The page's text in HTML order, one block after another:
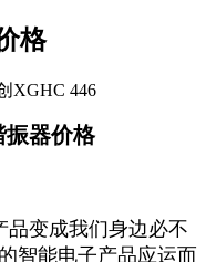
格
XGHC 446
振器价格
品变成我们身边必不
智能电子产品应运而